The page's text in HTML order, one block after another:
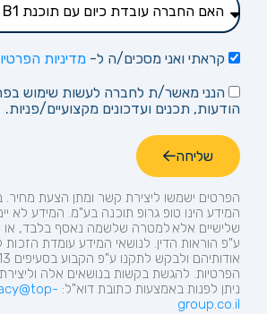
קראתי ואני מסכים/ה ל- מדיניות
הנני מאשר/ת לחברה לעשות שימוש
הודעות, תכנים ועדכונים מקצועיים/פניות.
שליחה
הפרטים ישמשו ליצירת קשר ומתן הצעת מחיר.
המידע הינו טופ גרופ תוכנה בע"מ. המידע לא
שלישיים אלא למטרה שלשמה נאסף בלבד, או
ע"פ הוראות הדין. לנושאי המידע עומדת הזכות
הפרטיות. להגשת בקשות בנושאים אלה
ניתן לפנות באמצעות כתובת דוא"ל:
group.co.il